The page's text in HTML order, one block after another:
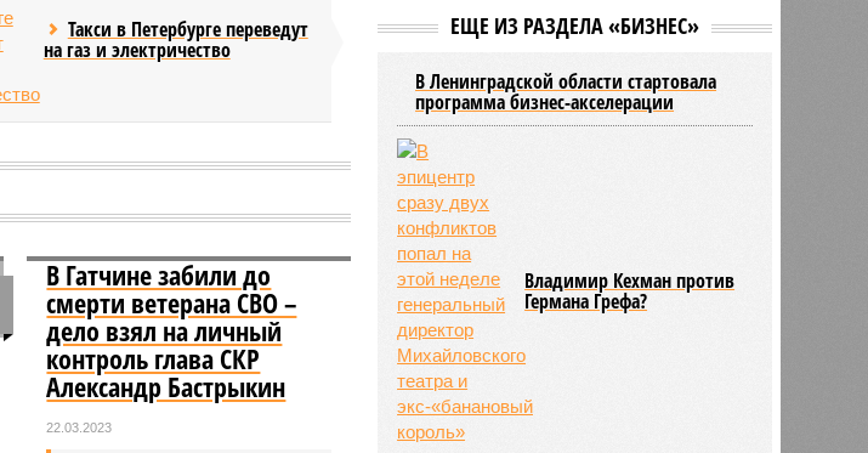
Такси в Петербурге переведут
на газ и электричество
В Гатчине забили до
смерти ветерана СВО –
дело взял на личный
контроль глава СКР
Александр Бастрыкин
22.03.2023
ЕЩЕ ИЗ РАЗДЕЛА «БИЗНЕС»
В Ленинградской области стартовала
программа бизнес-акселерации
Владимир Кехман против
Германа Грефа?